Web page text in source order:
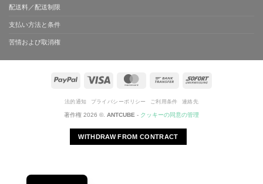
配送料／配送制限
支払い方法と条件
苦情および取消権
ペ
ル
MasterCard
Bank
Sofort
法的通知 プライバシーポリシー ご利用条件 連絡先
著作権 2026 ©. ANTCUBE - クッキーの同意の管理
WITHDRAW FROM CONTRACT